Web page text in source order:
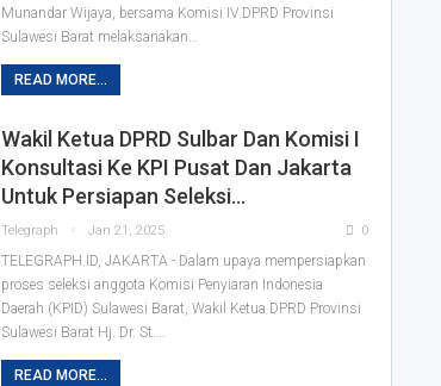
Munandar Wijaya, bersama Komisi IV DPRD Provinsi
Sulawesi Barat melaksanakan…
READ MORE...
Wakil Ketua DPRD Sulbar Dan Komisi I
Konsultasi Ke KPI Pusat Dan Jakarta
Untuk Persiapan Seleksi…
Telegraph Jan 21, 2025 0
TELEGRAPH.ID, JAKARTA - Dalam upaya mempersiapkan
proses seleksi anggota Komisi Penyiaran Indonesia
Daerah (KPID) Sulawesi Barat, Wakil Ketua DPRD Provinsi
Sulawesi Barat Hj. Dr. St.…
READ MORE...